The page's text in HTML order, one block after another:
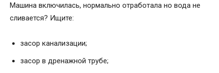
Машина включилась, нормально отработала но вода не
сливается? Ищите:
засор канализации;
засор в дренажной трубе;